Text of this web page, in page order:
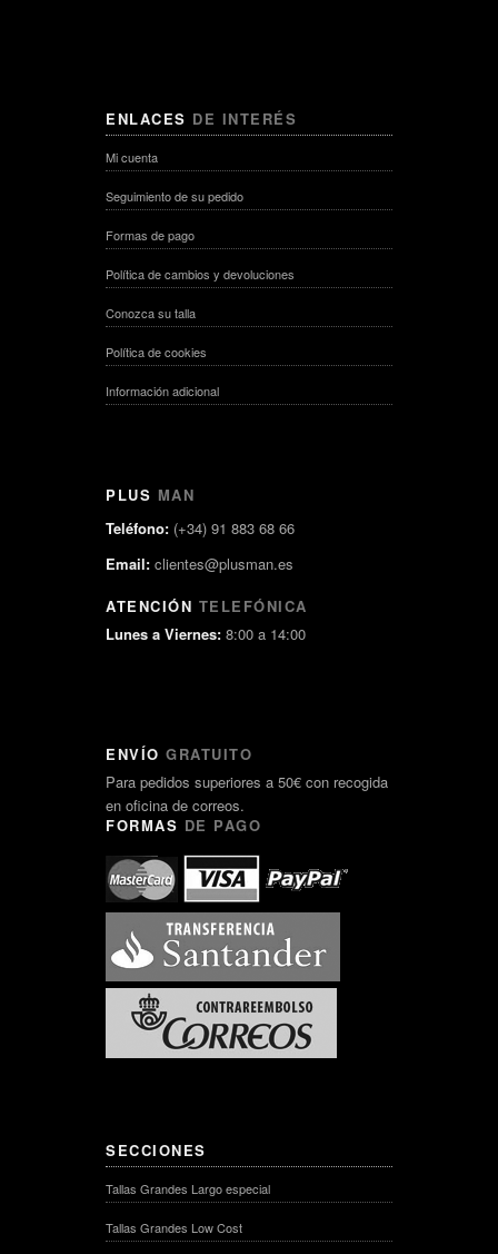
ENLACES DE INTERÉS
Mi cuenta
Seguimiento de su pedido
Formas de pago
Política de cambios y devoluciones
Conozca su talla
Política de cookies
Información adicional
PLUS MAN
Teléfono: (+34) 91 883 68 66
Email: clientes@plusman.es
ATENCIÓN TELEFÓNICA
Lunes a Viernes: 8:00 a 14:00
ENVÍO GRATUITO
Para pedidos superiores a 50€ con recogida
en oficina de correos.
FORMAS DE PAGO
SECCIONES
Tallas Grandes Largo especial
Tallas Grandes Low Cost